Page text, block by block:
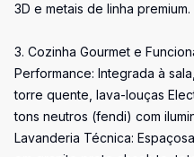
3D e metais de linha premium.
3. Cozinha Gourmet e
Performance: Integrada à
torre quente, lava-louças
tons neutros (fendi) com
Lavanderia Técnica: